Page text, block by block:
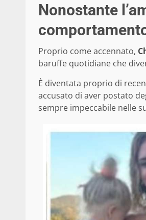
Nonostante
Proprio come accennato,
baruffe quotidiane che
È diventata proprio di
accusato di aver postato
sempre impeccabile nelle